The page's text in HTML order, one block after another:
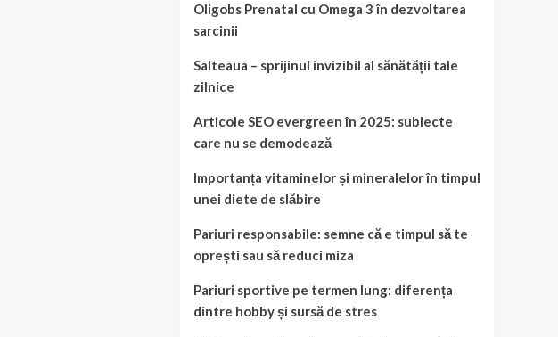
Oligobs Prenatal cu Omega 3 în dezvoltarea
sarcinii
Salteaua – sprijinul invizibil al sănătății tale
zilnice
Articole SEO evergreen în 2025: subiecte
care nu se demodează
Importanța vitaminelor și mineralelor în timpul
unei diete de slăbire
Pariuri responsabile: semne că e timpul să te
oprești sau să reduci miza
Pariuri sportive pe termen lung: diferența
dintre hobby și sursă de stres